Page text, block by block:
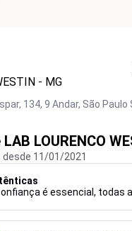
- MG
134, 9 Andar, São Paulo
LOURENCO
desde 11/01/2021